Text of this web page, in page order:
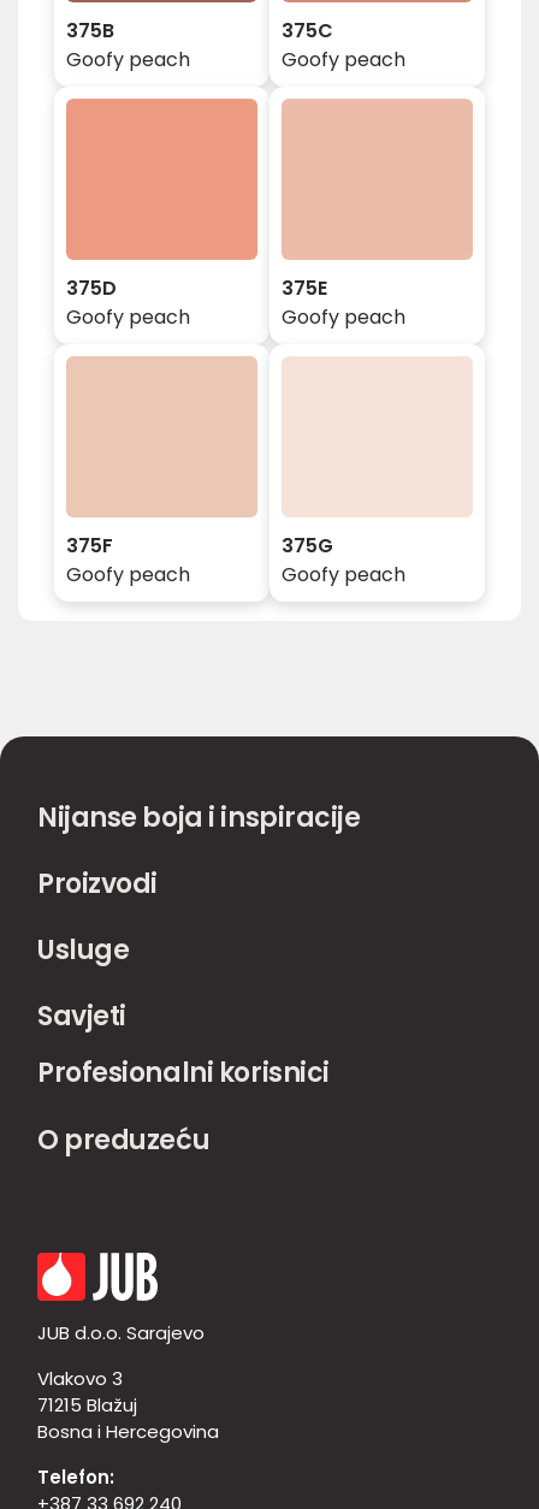
375B
Goofy peach
375C
Goofy peach
375D
Goofy peach
375E
Goofy peach
375F
Goofy peach
375G
Goofy peach
Nijanse boja i inspiracije
Proizvodi
Usluge
Savjeti
Profesionalni korisnici
O preduzeću
JUB d.o.o. Sarajevo
Vlakovo 3
71215 Blažuj
Bosna i Hercegovina
Telefon:
+387 33 692 240